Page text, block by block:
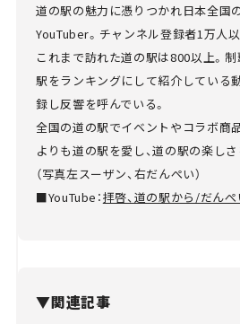
道の駅の魅力に憑りつかれ日本全国
YouTuber。チャンネル登録者1万人以
これまで訪れた道の駅は800以上。
駅をランキングにして紹介している
録し反響を呼んでいる。
全国の道の駅でイベントやコラボ商
よりも道の駅を愛し、道の駅の楽し
（写真左スーザン、右だんぺい）
■YouTube：拝啓、道の駅から/だん
▼関連記事